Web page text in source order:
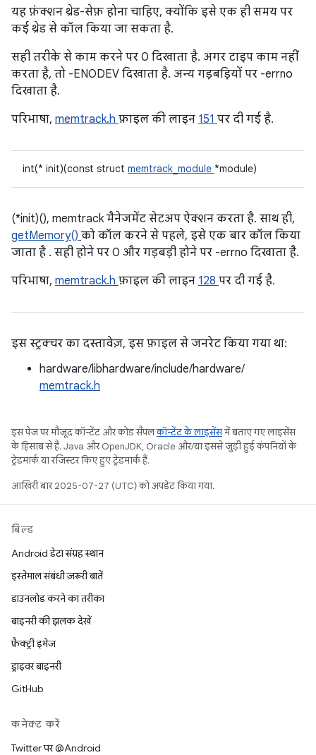
यह फ़ंक्शन थ्रेड-सेफ़ होना चाहिए, क्योंकि इसे एक ही समय पर
कई थ्रेड से कॉल किया जा सकता है.
सही तरीके से काम करने पर 0 दिखाता है. अगर टाइप काम नहीं
करता है, तो -ENODEV दिखाता है. अन्य गड़बड़ियों पर -errno
दिखाता है.
परिभाषा, memtrack.h फ़ाइल की लाइन 151 पर दी गई है.
int(* init)(const struct memtrack_module *module)
(*init)(), memtrack मैनेजमेंट सेटअप ऐक्शन करता है. साथ ही,
getMemory() को कॉल करने से पहले, इसे एक बार कॉल किया
जाता है . सही होने पर 0 और गड़बड़ी होने पर -errno दिखाता है.
परिभाषा, memtrack.h फ़ाइल की लाइन 128 पर दी गई है.
इस स्ट्रक्चर का दस्तावेज़, इस फ़ाइल से जनरेट किया गया था:
hardware/libhardware/include/hardware/
memtrack.h
इस पेज पर मौजूद कॉन्टेंट और कोड सैंपलकॉन्टेंट के लाइसेंसमें बताए गए लाइसेंस
के हिसाब से हैं. Java और OpenJDK, Oracle और/या इससे जुड़ी हुई कंपनियों के
ट्रेडमार्क या रजिस्टर किए हुए ट्रेडमार्क हैं.
आखिरी बार 2025-07-27 (UTC) को अपडेट किया गया.
बिल्ड
Android डेटा संग्रह स्थान
इस्तेमाल संबंधी ज़रूरी बातें
डाउनलोड करने का तरीका
बाइनरी की झलक देखें
फ़ैक्ट्री इमेज
ड्राइवर बाइनरी
GitHub
कनेक्ट करें
Twitter पर @Android